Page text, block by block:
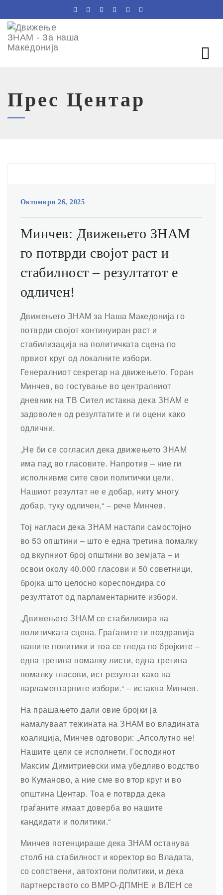
Прес Центар
Октомври 26, 2025
Минчев: Движењето ЗНАМ
го потврди својот раст и
стабилност – резултатот е
одличен!
Движењето ЗНАМ за Наша Македонија го
потврди својот континуиран раст и
стабилизација на политичката сцена по
првиот круг од локалните избори.
Генералниот секретар на движењето, Горан
Минчев, во гостување во централниот
дневник на ТВ Сител истакна дека ЗНАМ е
задоволен од резултатите и ги оцени како
одлични.
„Не би се согласил дека движењето ЗНАМ
има пад во гласовите. Напротив – ние ги
исполнивме сите свои политички цели.
Нашиот резултат не е добар, ниту многу
добар, туку одличен,“ – рече Минчев.
Тој нагласи дека ЗНАМ настапи самостојно
во 53 општини – што е една третина помалку
од вкупниот број општини во земјата – и
освои околу 40.000 гласови и 50 советници,
бројка што целосно кореспондира со
резултатот од парламентарните избори.
„Движењето ЗНАМ се стабилизира на
политичката сцена. Граѓаните ги поздравија
нашите политики и тоа се гледа по бројките –
една третина помалку листи, една третина
помалку гласови, ист резултат како на
парламентарните избори.“ – истакна Минчев.
На прашањето дали овие бројки ја
намалуваат тежината на ЗНАМ во владината
коалиција, Минчев одговори: „Апсолутно не!
Нашите цели се исполнети. Господинот
Максим Димитриевски има убедливо водство
во Куманово, а ние сме во втор круг и во
општина Центар. Тоа е потврда дека
граѓаните имаат доверба во нашите
кандидати и политики.“
Минчев потенцираше дека ЗНАМ останува
столб на стабилност и коректор во Владата,
со сопствени, автохтони политики, и дека
партнерството со ВМРО-ДПМНЕ и ВЛЕН се